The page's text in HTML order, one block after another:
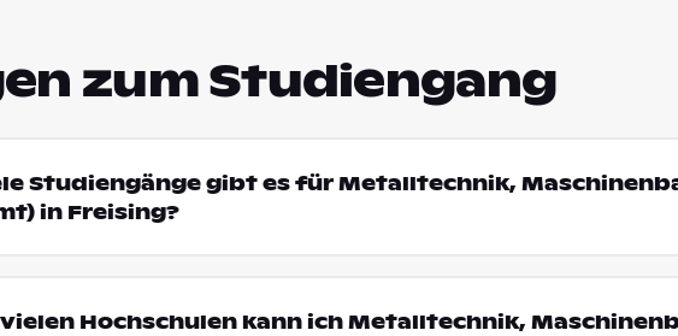
zum Studiengang
Studiengänge gibt es für Metalltechnik,
in Freising?
Hochschulen kann ich Metalltechnik,